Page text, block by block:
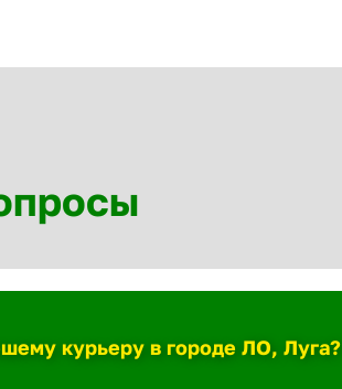
курьеру в городе ЛО, Луга?